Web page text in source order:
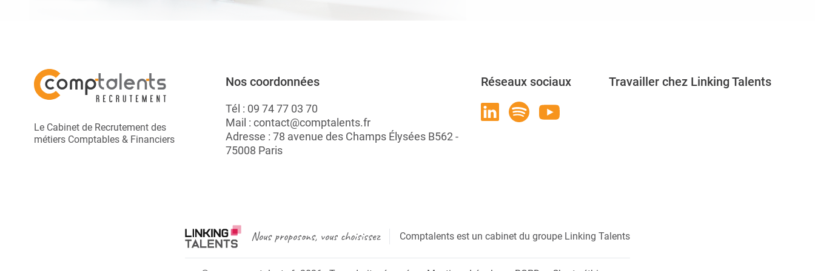
Le Cabinet de Recrutement des
métiers Comptables & Financiers
Nos coordonnées
Tél : 09 74 77 03 70
Mail : contact@comptalents.fr
Adresse : 78 avenue des Champs Élysées B562 -
75008 Paris
Réseaux sociaux Travailler chez Linking Talents
Nous proposons, vous choisissez Comptalents est un cabinet du groupe Linking Talents